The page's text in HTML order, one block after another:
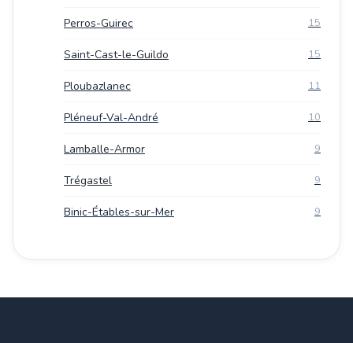
Perros-Guirec 15
Saint-Cast-le-Guildo 15
Ploubazlanec 11
Pléneuf-Val-André 10
Lamballe-Armor 9
Trégastel 9
Binic-Étables-sur-Mer 9